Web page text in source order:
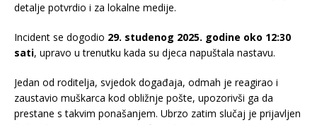
detalje potvrdio i za lokalne medije.
Incident se dogodio 29. studenog 2025. godine oko 12:30
sati, upravo u trenutku kada su djeca napuštala nastavu.
Jedan od roditelja, svjedok događaja, odmah je reagirao i
zaustavio muškarca kod obližnje pošte, upozorivši ga da
prestane s takvim ponašanjem. Ubrzo zatim slučaj je prijavljen